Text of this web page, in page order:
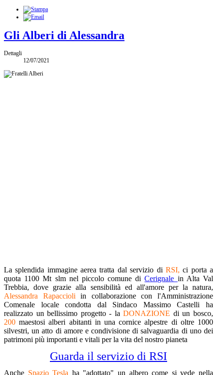
Gli Alberi di Alessandra
Dettagli
12/07/2021
La splendida immagine aerea tratta dal servizio di RSI, ci porta a
quota 1100 Mt slm nel piccolo comune diCerignale in Alta Val
Trebbia, dove grazie alla sensibilità ed all'amore per la natura,
Alessandra Rapaccioli in collaborazione con l'Amministrazione
Comenale locale condotta dal Sindaco Massimo Castelli ha
realizzato un bellissimo progetto - laDONAZIONE di un bosco,
200 maestosi alberi abitanti in una cornice alpestre di oltre 1000
silvestri, un atto di amore e condivisione di salvaguardia di uno dei
patrimoni più importanti e vitali per la vita del nostro pianeta
Guarda il servizio di RSI
Anche Spazio Tesla ha "adottato" un albero come si vede nella